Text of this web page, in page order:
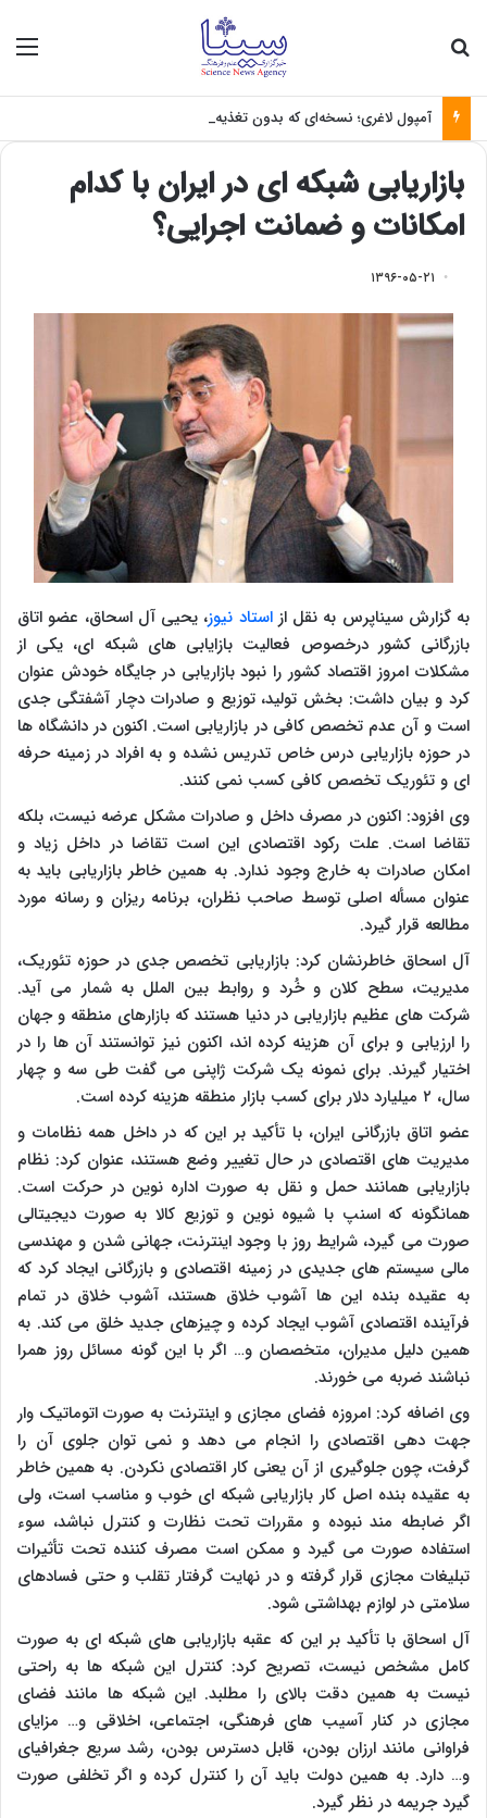
آمپول لاغری؛ نسخه‌ای که بدون تغذیه خطرناک می‌شود
بازاریابی شبکه ای در ایران با کدام
امکانات و ضمانت اجرایی؟
۱۳۹۶-۰۵-۲۱
به گزارش سیناپرس به نقل ازاستاد نیوز، یحیی آل اسحاق، عضو اتاق
بازرگانی کشور درخصوص فعالیت بازایابی های شبکه ای، یکی از
مشکلات امروز اقتصاد کشور را نبود بازاریابی در جایگاه خودش عنوان
کرد و بیان داشت: بخش تولید، توزیع و صادرات دچار آشفتگی جدی
است و آن عدم تخصص کافی در بازاریابی است. اکنون در دانشگاه ها
در حوزه بازاریابی درس خاص تدریس نشده و به افراد در زمینه حرفه
ای و تئوریک تخصص کافی کسب نمی کنند.
وی افزود: اکنون در مصرف داخل و صادرات مشکل عرضه نیست، بلکه
تقاضا است. علت رکود اقتصادی این است تقاضا در داخل زیاد و
امکان صادرات به خارج وجود ندارد. به همین خاطر بازاریابی باید به
عنوان مسأله اصلی توسط صاحب نظران، برنامه ریزان و رسانه مورد
مطالعه قرار گیرد.
آل اسحاق خاطرنشان کرد: بازاریابی تخصص جدی در حوزه تئوریک،
مدیریت، سطح کلان و خُرد و روابط بین الملل به شمار می آید.
شرکت های عظیم بازاریابی در دنیا هستند که بازارهای منطقه و جهان
را ارزیابی و برای آن هزینه کرده اند، اکنون نیز توانستند آن ها را در
اختیار گیرند. برای نمونه یک شرکت ژاپنی می گفت طی سه و چهار
سال، ۲ میلیارد دلار برای کسب بازار منطقه هزینه کرده است.
عضو اتاق بازرگانی ایران، با تأکید بر این که در داخل همه نظامات و
مدیریت های اقتصادی در حال تغییر وضع هستند، عنوان کرد: نظام
بازاریابی همانند حمل و نقل به صورت اداره نوین در حرکت است.
همانگونه که اسنپ با شیوه نوین و توزیع کالا به صورت دیجیتالی
صورت می گیرد، شرایط روز با وجود اینترنت، جهانی شدن و مهندسی
مالی سیستم های جدیدی در زمینه اقتصادی و بازرگانی ایجاد کرد که
به عقیده بنده این ها آشوب خلاق هستند، آشوب خلاق در تمام
فرآینده اقتصادی آشوب ایجاد کرده و چیزهای جدید خلق می کند. به
همین دلیل مدیران، متخصصان و… اگر با این گونه مسائل روز همرا
نباشند ضربه می خورند.
وی اضافه کرد: امروزه فضای مجازی و اینترنت به صورت اتوماتیک وار
جهت دهی اقتصادی را انجام می دهد و نمی توان جلوی آن را
گرفت، چون جلوگیری از آن یعنی کار اقتصادی نکردن. به همین خاطر
به عقیده بنده اصل کار بازاریابی شبکه ای خوب و مناسب است، ولی
اگر ضابطه مند نبوده و مقررات تحت نظارت و کنترل نباشد، سوء
استفاده صورت می گیرد و ممکن است مصرف کننده تحت تأثیرات
تبلیغات مجازی قرار گرفته و در نهایت گرفتار تقلب و حتی فسادهای
سلامتی در لوازم بهداشتی شود.
آل اسحاق با تأکید بر این که عقبه بازاریابی های شبکه ای به صورت
کامل مشخص نیست، تصریح کرد: کنترل این شبکه ها به راحتی
نیست به همین دقت بالای را مطلبد. این شبکه ها مانند فضای
مجازی در کنار آسیب های فرهنگی، اجتماعی، اخلاقی و… مزایای
فراوانی مانند ارزان بودن، قابل دسترس بودن، رشد سریع جغرافیای
و… دارد. به همین دولت باید آن را کنترل کرده و اگر تخلفی صورت
گیرد جریمه در نظر گیرد.